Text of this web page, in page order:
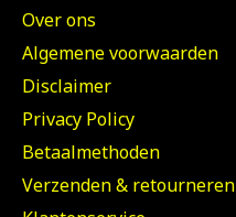
Over ons
Algemene voorwaarden
Disclaimer
Privacy Policy
Betaalmethoden
Verzenden & retourneren